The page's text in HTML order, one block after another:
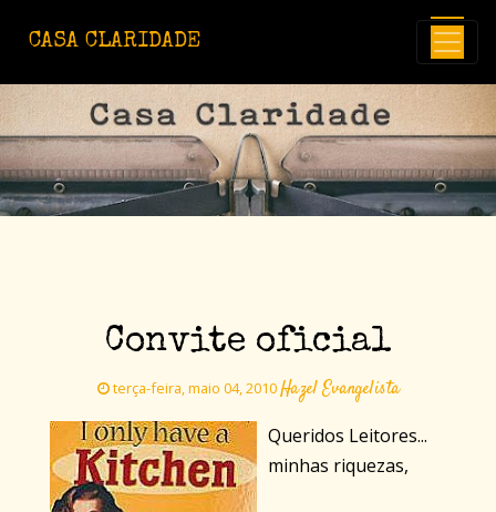
CASA CLARIDADE
Convite oficial
terça-feira, maio 04, 2010Hazel Evangelista
Queridos Leitores...
minhas riquezas,